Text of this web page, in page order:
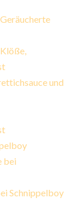
Geräucherte
Klöße,
und
bei
Schnippelboy